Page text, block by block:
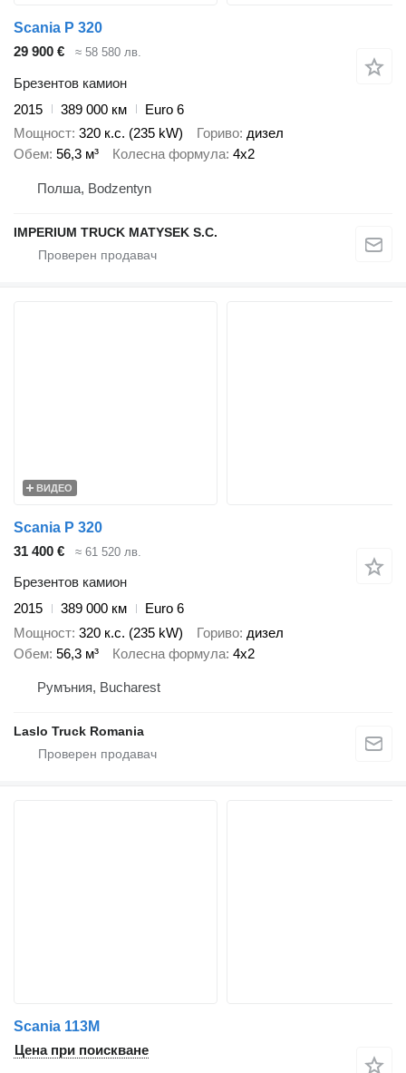
Scania P 320
29 900 €
≈ 58 580 лв.
Брезентов камион
2015
389 000 км
Euro 6
Мощност 320 к.с. (235 kW) Гориво дизел
Обем 56,3 м³ Колесна формула 4x2
Полша, Bodzentyn
IMPERIUM TRUCK MATYSEK S.C.
ВИДЕО
Scania P 320
31 400 €
≈ 61 520 лв.
Брезентов камион
2015
389 000 км
Euro 6
Мощност 320 к.с. (235 kW) Гориво дизел
Обем 56,3 м³ Колесна формула 4x2
Румъния, Bucharest
Laslo Truck Romania
Scania 113M
Цена при поискване